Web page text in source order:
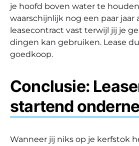
je hoofd boven water te
waarschijnlijk nog een paar jaar
leasecontract vast terwijl jij je
dingen kan gebruiken. Lease
goedkoop.
Conclusie:
startend
Wanneer jij niks op je kerfstok